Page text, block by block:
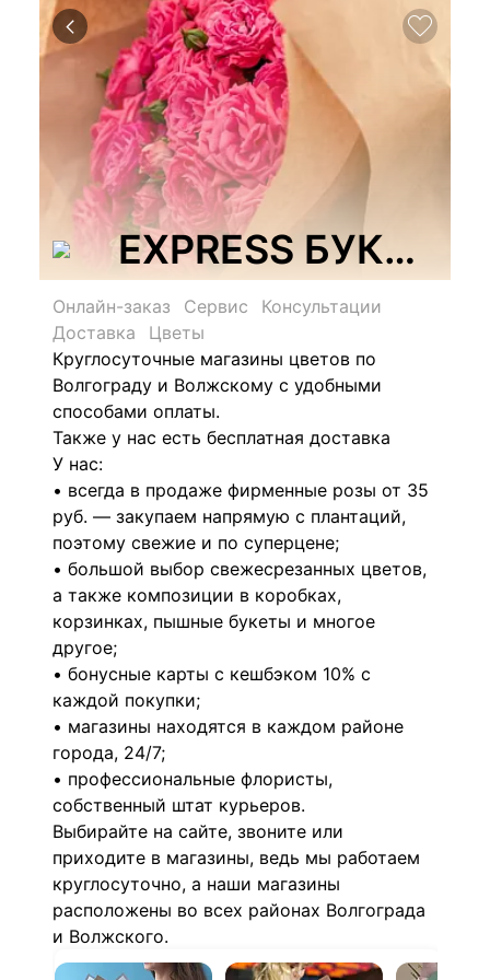
EXPRESS БУКЕТ,
Онлайн-заказ Сервис
Консультации
Доставка
Цветы
Круглосуточные магазины цветов по
Волгограду и Волжскому с удобными
способами оплаты.
Также у нас есть бесплатная доставка
У нас:
• всегда в продаже фирменные розы от 35
руб. — закупаем напрямую с плантаций,
поэтому свежие и по суперцене;
• большой выбор свежесрезанных цветов,
а также композиции в коробках,
корзинках, пышные букеты и многое
другое;
• бонусные карты с кешбэком 10% с
каждой покупки;
• магазины находятся в каждом районе
города, 24/7;
• профессиональные флористы,
собственный штат курьеров.
Выбирайте на сайте, звоните или
приходите в магазины, ведь мы работаем
круглосуточно, а наши магазины
расположены во всех районах Волгограда
и Волжского.